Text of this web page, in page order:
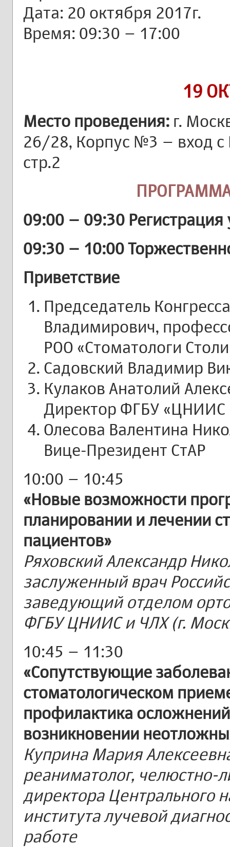
Дата: 20 октября 2017г.
Время: 09:30 – 17:00
19
Место проведения: г.
26/28, Корпус №3 – вход с
стр.2
09:00 – 09:30 Регистрация
09:30 – 10:00
Приветствие
Председатель
Владимирович,
РОО «Стоматологи
Садовский Владимир
Кулаков Анатолий
Директор ФГБУ
Олесова Валентина
Вице-Президент СтАР
10:00 – 10:45
«Новые возможности
планировании и лечении
пациентов»
Ряховский Александр
заслуженный врач
заведующий отделом
ФГБУ ЦНИИС и ЧЛХ (г.
10:45 – 11:30
«Сопутствующие
стоматологическом
профилактика
возникновении
Куприна Мария
реаниматолог, челюстно-
директора Центрального
института лучевой
работе